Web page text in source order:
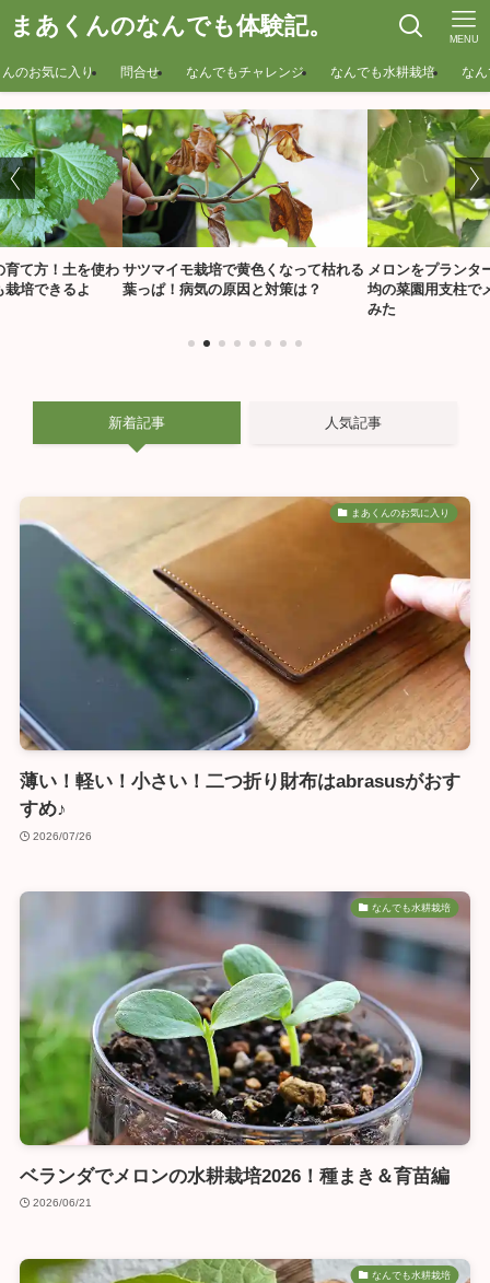
まあくんのなんでも体験記。 MENU
のお気に入り 問合せ なんでもチャレンジ なんでも水耕栽培 な
育て方！土を使わ
培できるよ
サツマイモ栽培で黄色くなって枯れる
葉っぱ！病気の原因と対策は？
メロンをプランタ
均の菜園用支柱で
みた
新着記事 人気記事
まあくんのお気に入り
薄い！軽い！小さい！二つ折り財布はabrasusがおす
すめ♪
2026/07/26
なんでも水耕栽培
ベランダでメロンの水耕栽培2026！種まき＆育苗編
2026/06/21
なんでも水耕栽培